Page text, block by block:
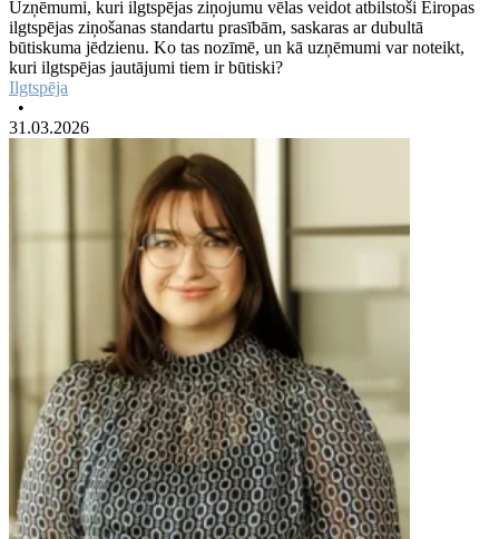
Uzņēmumi, kuri ilgtspējas ziņojumu vēlas veidot atbilstoši Eiropas
ilgtspējas ziņošanas standartu prasībām, saskaras ar dubultā
būtiskuma jēdzienu. Ko tas nozīmē, un kā uzņēmumi var noteikt,
kuri ilgtspējas jautājumi tiem ir būtiski?
Ilgtspēja
•
31.03.2026